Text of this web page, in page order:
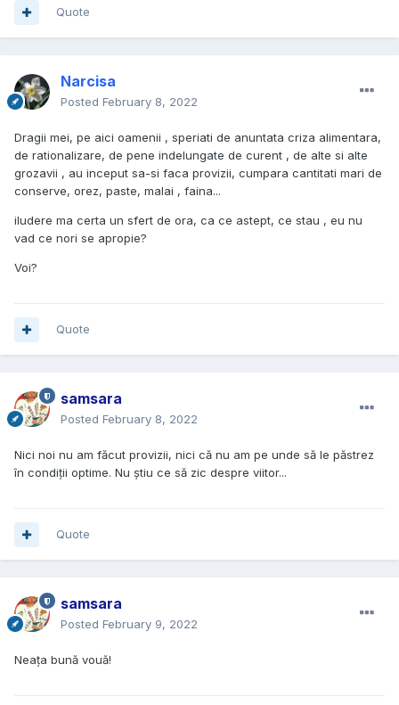
Quote
Narcisa
Posted February 8, 2022
Dragii mei, pe aici oamenii , speriati de anuntata criza alimentara,
de rationalizare, de pene indelungate de curent , de alte si alte
grozavii , au inceput sa-si faca provizii, cumpara cantitati mari de
conserve, orez, paste, malai , faina...
iludere ma certa un sfert de ora, ca ce astept, ce stau , eu nu
vad ce nori se apropie?
Voi?
Quote
samsara
Posted February 8, 2022
Nici noi nu am făcut provizii, nici că nu am pe unde să le păstrez
în condiții optime. Nu știu ce să zic despre viitor...
Quote
samsara
Posted February 9, 2022
Neața bună vouă!